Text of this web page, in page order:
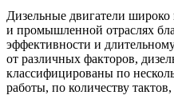
Дизельные двигатели широко
и промышленной отраслях
эффективности и
от различных факторов,
классифицированы по
работы, по количеству